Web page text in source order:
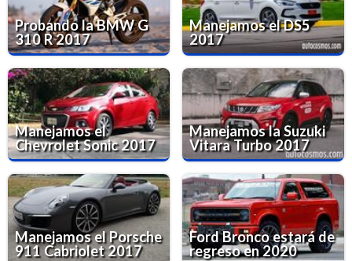
Probando la BMW G
310 R 2017
Manejamos el DS5
2017
Manejamos el
Chevrolet Sonic 2017
Manejamos la Suzuki
Vitara Turbo 2017
Manejamos el Porsche
911 Cabriolet 2017
Ford Bronco estará de
regreso en 2020